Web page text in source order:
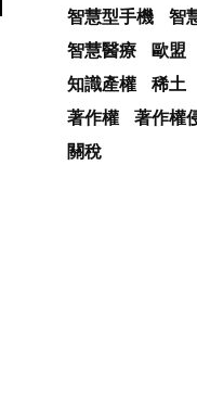
智慧型手機
智
智慧醫療
歐盟
知識產權
稀土
著作權
著作權
關稅